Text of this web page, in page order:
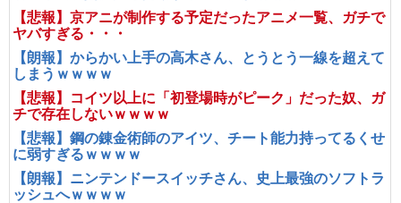
【悲報】京アニが制作する予定だったアニメ一覧、ガチで
ヤバすぎる・・・
【朗報】からかい上手の高木さん、とうとう一線を超えて
しまうｗｗｗｗ
【悲報】コイツ以上に「初登場時がピーク」だった奴、ガ
チで存在しないｗｗｗｗ
【悲報】鋼の錬金術師のアイツ、チート能力持ってるくせ
に弱すぎるｗｗｗｗ
【朗報】ニンテンドースイッチさん、史上最強のソフトラ
ッシュへｗｗｗｗ